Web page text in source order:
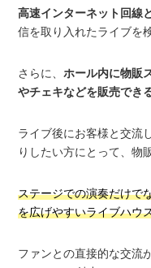
高速インターネット回線
信を取り入れたライブを
さらに、ホール内に物販
やチェキなどを販売でき
ライブ後にお客様と交流
りしたい方にとって、物
ステージでの演奏だけで
を広げやすいライブハウ
ファンとの直接的な交流